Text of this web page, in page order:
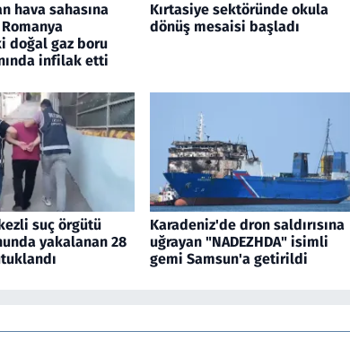
hava sahasına
doğal gaz boru
infilak etti
Kırtasiye sektöründe okula
dönüş mesaisi başladı
suç örgütü
yakalanan 28
Karadeniz'de dron saldırısına
uğrayan "NADEZHDA" isimli
gemi Samsun'a getirildi